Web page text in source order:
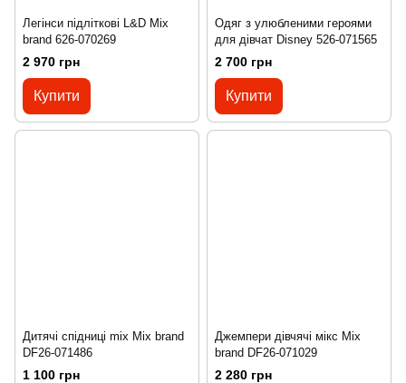
Легінси підліткові L&D Mix
brand 626-070269
2 970 грн
Купити
Одяг з улюбленими героями
для дівчат Disney 526-071565
2 700 грн
Купити
Дитячі спідниці mix Mix brand
DF26-071486
1 100 грн
Джемпери дівчячі мікс Mix
brand DF26-071029
2 280 грн